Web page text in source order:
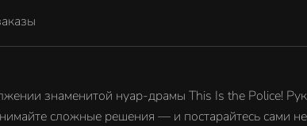
знаменитой нуар-драмы This Is the Police!
сложные решения — и постарайтесь сами